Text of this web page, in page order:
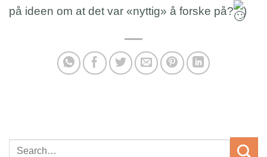
på ideen om at det var «nyttig» å forske på?
)